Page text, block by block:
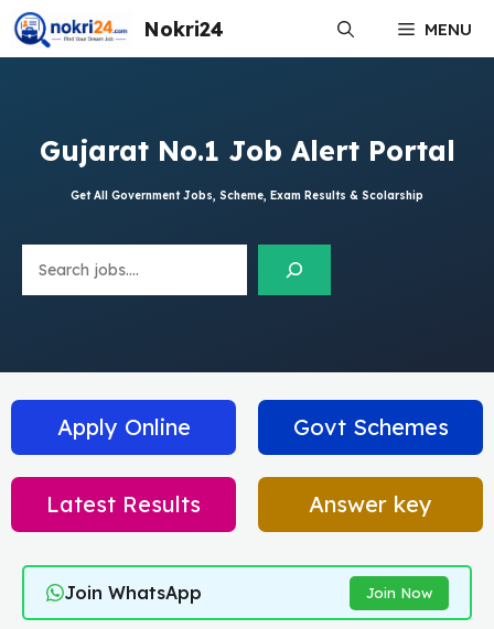
Skip
to
content
Nokri24 MENU
Gujarat No.1 Job Alert Portal
Get All Government Jobs, Scheme, Exam Results & Scolarship
Apply Online Govt Schemes
Latest Results Answer key
Join WhatsApp Join Now